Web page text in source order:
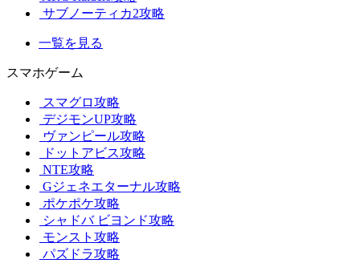
サブノーティカ2攻略
一覧を見る
スマホゲーム
スマグロ攻略
デジモンUP攻略
ヴァンピール攻略
ドットアビス攻略
NTE攻略
Gジェネエターナル攻略
ポケポケ攻略
シャドバ ビヨンド攻略
モンスト攻略
パズドラ攻略